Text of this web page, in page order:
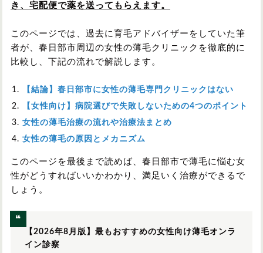
き、宅配便で薬を送ってもらえます。
このページでは、過去に育毛アドバイザーをしていた筆
者が、春日部市周辺の女性の薄毛クリニックを徹底的に
比較し、下記の流れで解説します。
【結論】春日部市に女性の薄毛専門クリニックはない
【女性向け】病院選びで失敗しないための4つのポイント
女性の薄毛治療の流れや治療法まとめ
女性の薄毛の原因とメカニズム
このページを最後まで読めば、春日部市で薄毛に悩む女
性がどうすればいいかわかり、満足いく治療ができるで
しょう。
【2026年8月版】最もおすすめの女性向け薄毛オンラ
イン診察